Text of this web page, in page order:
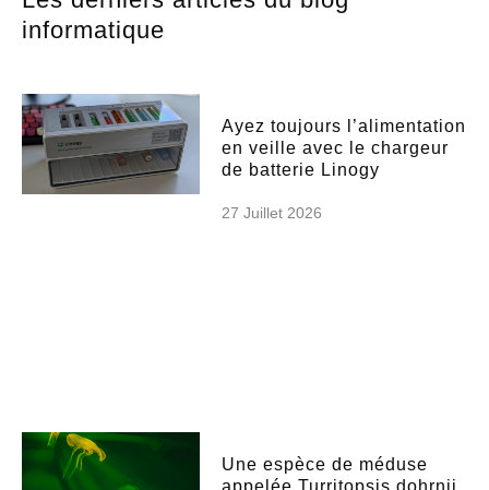
informatique
Ayez toujours l’alimentation
en veille avec le chargeur
de batterie Linogy
27 Juillet 2026
Une espèce de méduse
appelée Turritopsis dohrnii